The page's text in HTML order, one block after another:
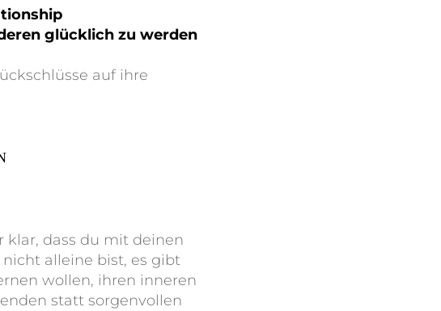
glücklich zu werden
auf ihre
klar, dass du mit deinen
alleine bist, es gibt
wollen, ihren inneren
statt sorgenvollen